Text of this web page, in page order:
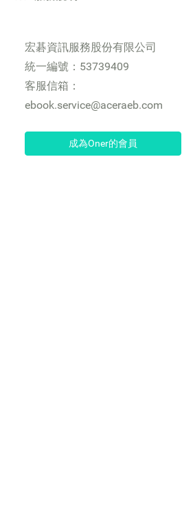
宏碁資訊服務股份有限公司
統一編號：53739409
客服信箱：
ebook.service@aceraeb.com
成為Oner的會員